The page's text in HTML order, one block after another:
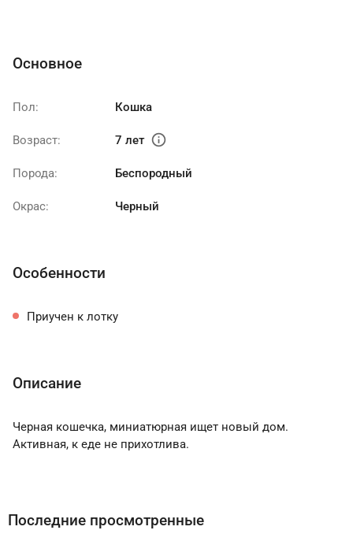
Основное
Пол: Кошка
Возраст: 7 лет info
Порода: Беспородный
Окрас: Черный
Особенности
Приучен к лотку
Описание
Черная кошечка, миниатюрная ищет новый дом.
Активная, к еде не прихотлива.
Последние просмотренные